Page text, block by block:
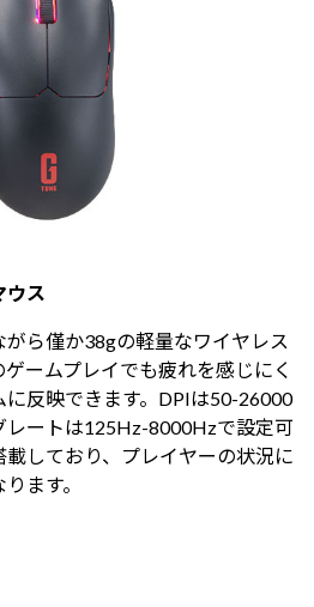
ウス
ら僅か38gの軽量なワイヤレス
ームプレイでも疲れを感じにく
に反映できます。DPIは50-26000
レートは125Hz-8000Hzで設定可
しており、プレイヤーの状況に
ます。